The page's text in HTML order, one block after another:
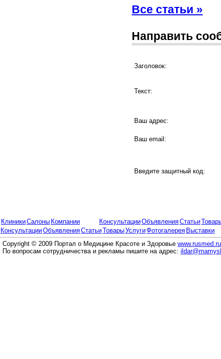
Все статьи »
Направить
Заголовок:
Текст:
Ваш адрес:
Ваш email:
Введите защитный код:
КлиникиСалоны Компании КонсультацииОбъявленияСтатьи
КонсультацииОбъявленияСтатьиТоварыУслугиФотогалерея Выставки
Copyright © 2009 Портал о Медицине Красоте и Здоровье www.rusmed.ru
По вопросам сотрудничества и рекламы пишите на адрес: